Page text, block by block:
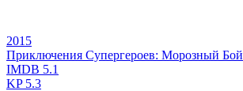
2015
Приключения Супергероев: Морозный Бой
IMDB 5.1
KP5.3